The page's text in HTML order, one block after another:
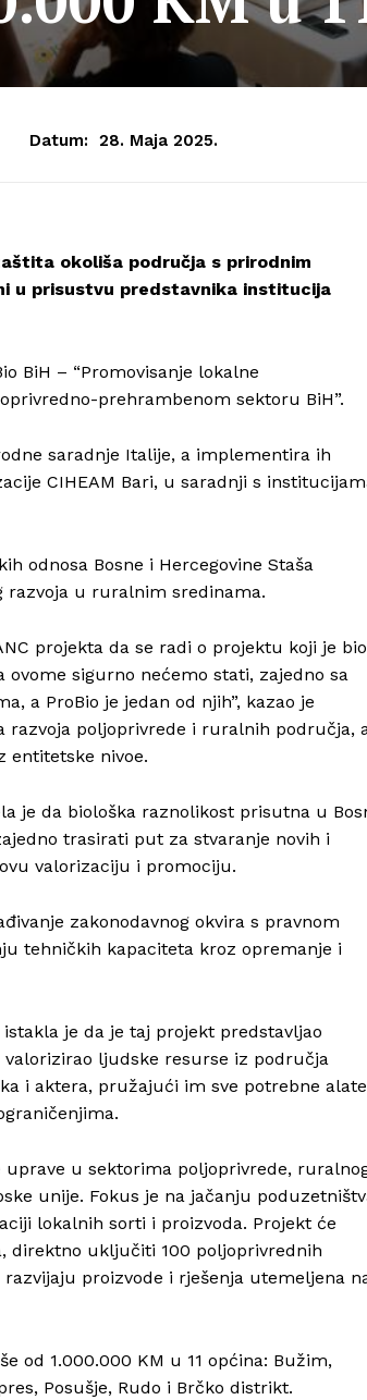
Info
Impressum
Datum: 28. Maja 2025.
okoliša područja s prirodnim
u prisustvu predstavnika institucija
BiH – “Promovisanje lokalne
prehrambenom sektoru BiH”.
saradnje Italije, a implementira ih
CIHEAM Bari, u saradnji s
odnosa Bosne i Hercegovine Staša
razvoja u ruralnim sredinama.
projekta da se radi o projektu koji je bio
sigurno nećemo stati, zajedno sa
a ProBio je jedan od njih”, kazao je
razvoja poljoprivrede i ruralnih područja,
entitetske nivoe.
je da biološka raznolikost prisutna u
trasirati put za stvaranje novih i
valorizaciju i promociju.
zakonodavnog okvira s pravnom
tehničkih kapaciteta kroz opremanje i
je da je taj projekt predstavljao
ljudske resurse iz područja
i aktera, pružajući im sve potrebne alate
u sektorima poljoprivrede,
unije. Fokus je na jačanju
lokalnih sorti i proizvoda. Projekt će
direktno uključiti 100 poljoprivrednih
proizvode i rješenja utemeljena
od 1.000.000 KM u 11 općina: Bužim,
Posušje, Rudo i Brčko distrikt.